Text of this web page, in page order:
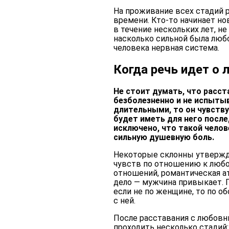
На проживание всех стадий
времени. Кто-то начинает
в течение нескольких лет,
насколько сильной была
человека нервная система.
Когда речь идет о
Не стоит думать, что
безболезненно и не
длительными, то он
будет иметь для него
исключено, что такой
сильную душевную боль.
Некоторые склонны
чувств по отношению к
отношений, романтическая
дело — мужчина привыкает.
если не по женщине, то по
с ней.
После расставания с